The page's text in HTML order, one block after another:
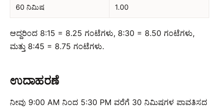
60 ನಿಮಿಷ 1.00
ಆದ್ದರಿಂದ 8:15 = 8.25 ಗಂಟೆಗಳು, 8:30 = 8.50 ಗಂಟೆಗಳು,
ಮತ್ತು 8:45 = 8.75 ಗಂಟೆಗಳು.
ಉದಾಹರಣೆ
ನೀವು 9:00 AM ನಿಂದ 5:30 PM ವರೆಗೆ 30 ನಿಮಿಷಗಳ ಪಾವತಿಸದ